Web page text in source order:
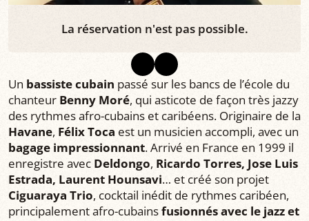
La réservation n'est pas possible.
Un bassistecubain passé sur les bancs de l’école du
chanteur Benny Moré, qui asticote de façon très jazzy
des rythmes afro-cubains et caribéens. Originaire de la
Havane, Félix Toca est un musicien accompli, avec un
bagage impressionnant. Arrivé en France en 1999 il
enregistre avec Deldongo, Ricardo Torres, Jose Luis
Estrada, Laurent Hounsavi… et créé son projet
Ciguaraya Trio, cocktail inédit de rythmes caribéen,
principalement afro-cubainsfusionnés avec le jazz et